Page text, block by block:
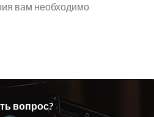
вам необходимо
вопрос?